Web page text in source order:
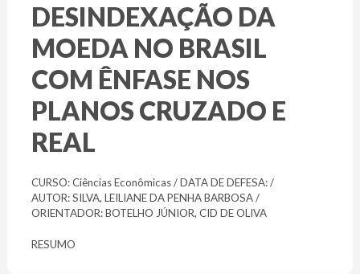
DESINDEXAÇÃO DA
MOEDA NO BRASIL
COM ÊNFASE NOS
PLANOS CRUZADO E
REAL
CURSO: Ciências Econômicas / DATA DE DEFESA: /
AUTOR: SILVA, LEILIANE DA PENHA BARBOSA /
ORIENTADOR: BOTELHO JÚNIOR, CID DE OLIVA
RESUMO